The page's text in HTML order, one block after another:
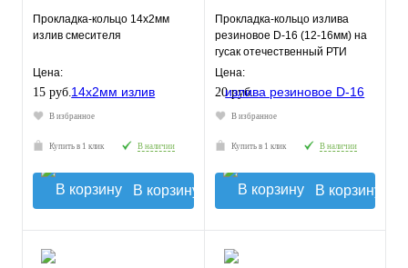
Прокладка-кольцо 14х2мм
излив смесителя
Цена:
15 руб.
В избранное
Купить в 1 клик В наличии
В корзину
Прокладка-кольцо излива
резиновое D-16 (12-16мм) на
гусак отечественный РТИ
Цена:
20 руб.
В избранное
Купить в 1 клик В наличии
В корзину